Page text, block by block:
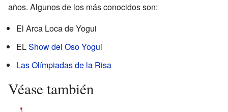
años. Algunos de los más conocidos son:
El Arca Loca de Yogui
ELShow del Oso Yogui
Las Olímpiadas de la Risa
Véase también